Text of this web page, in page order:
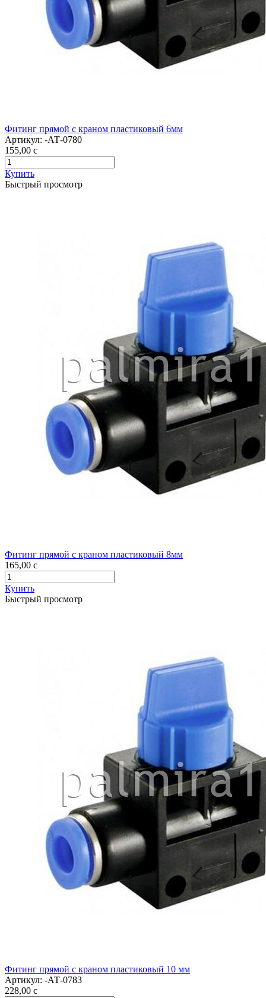
Фитинг прямой с краном пластиковый 6мм
Артикул: -АТ-0780
155,00 c
Купить
Быстрый просмотр
Фитинг прямой с краном пластиковый 8мм
165,00 c
Купить
Быстрый просмотр
Фитинг прямой с краном пластиковый 10 мм
Артикул: -АТ-0783
228,00 c